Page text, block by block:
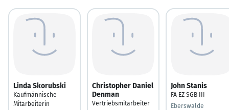
Linda Skorubski
Kaufmännische
Mitarbeiterin
Christopher Daniel
Denman
Vertriebsmitarbeiter
John Stanis
FA EZ SGB III
Eberswalde